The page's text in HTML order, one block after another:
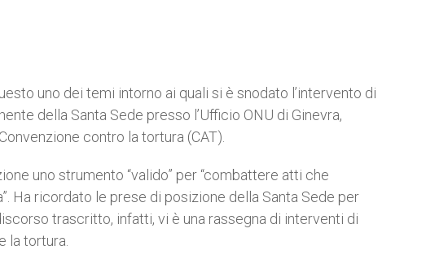
uno dei temi intorno ai quali si è snodato l’intervento di
della Santa Sede presso l’Ufficio ONU di Ginevra,
contro la tortura (CAT).
uno strumento “valido” per “combattere atti che
Ha ricordato le prese di posizione della Santa Sede per
trascritto, infatti, vi è una rassegna di interventi di
la tortura.